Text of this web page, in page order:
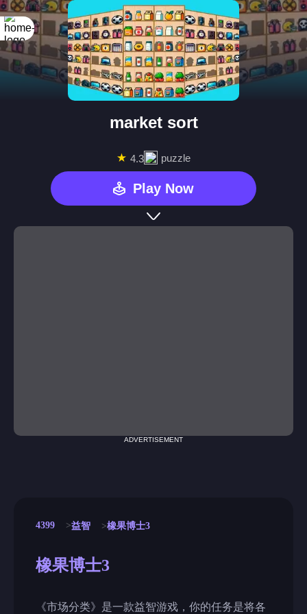
market sort
★ 4.3 puzzle
Play Now
ADVERTISEMENT
4399 益智 橡果博士3
橡果博士3
《市场分类》是一款益智游戏，你的任务是将各